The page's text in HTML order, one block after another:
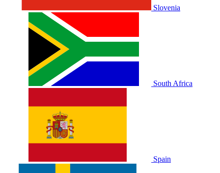
Slovenia
South Africa
Spain